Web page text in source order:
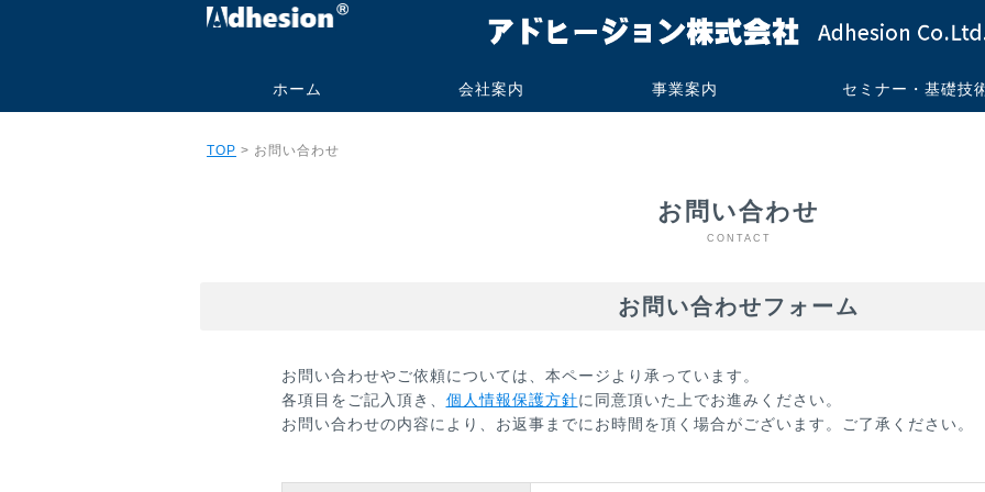
ホーム 会社案内 事業案内 セミナー・基礎技
TOP > お問い合わせ
お問い合わせ
CONTACT
お問い合わせフォーム
お問い合わせやご依頼については、本ページより承っています。
各項目をご記入頂き、 個人情報保護方針に同意頂いた上でお進みください。
お問い合わせの内容により、お返事までにお時間を頂く場合がございます。ご了承ください。